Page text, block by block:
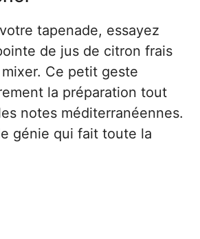
tapenade, essayez
de jus de citron frais
Ce petit geste
la préparation tout
notes méditerranéennes.
génie qui fait toute la